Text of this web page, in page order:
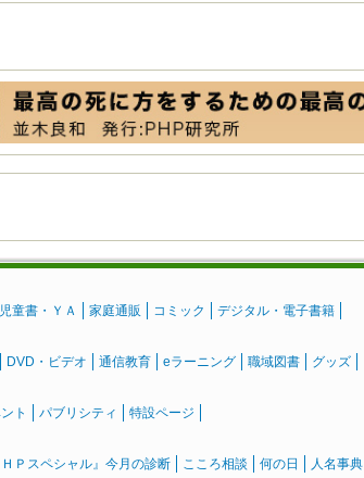
児童書・ＹＡ 家庭通販 コミック デジタル・電子書籍
DVD・ビデオ 通信教育 eラーニング 職域図書 グッズ
ト パブリシティ 特設ページ
ＨＰスペシャル』今月の診断 こころ相談 何の日 人名事典